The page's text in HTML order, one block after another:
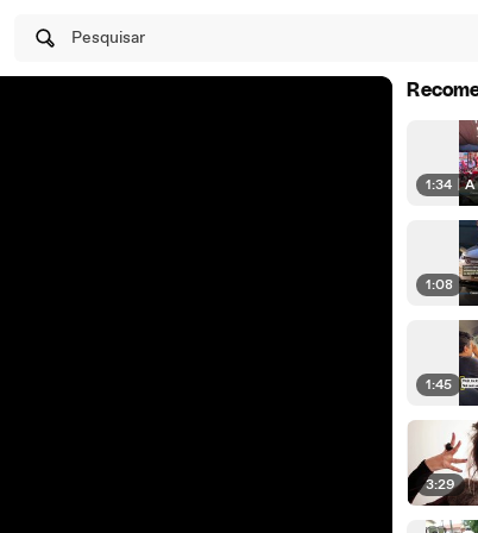
Pesquisar
1:34 |
1:08
1:45
3:29